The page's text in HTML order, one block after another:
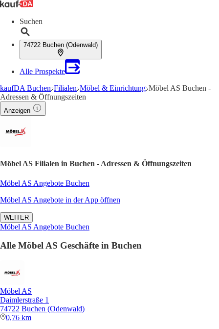
Suchen
74722 Buchen (Odenwald)
Alle Prospekte
kaufDA Buchen Filialen Möbel & Einrichtung Möbel AS Buchen -
Adressen & Öffnungszeiten
Anzeigen
Möbel AS Filialen in Buchen - Adressen & Öffnungszeiten
Möbel AS Angebote Buchen
Möbel AS Angebote in der App öffnen
WEITER
Möbel AS Angebote Buchen
Alle Möbel AS Geschäfte in Buchen
Möbel AS
Daimlerstraße 1
74722 Buchen (Odenwald)
0,76 km